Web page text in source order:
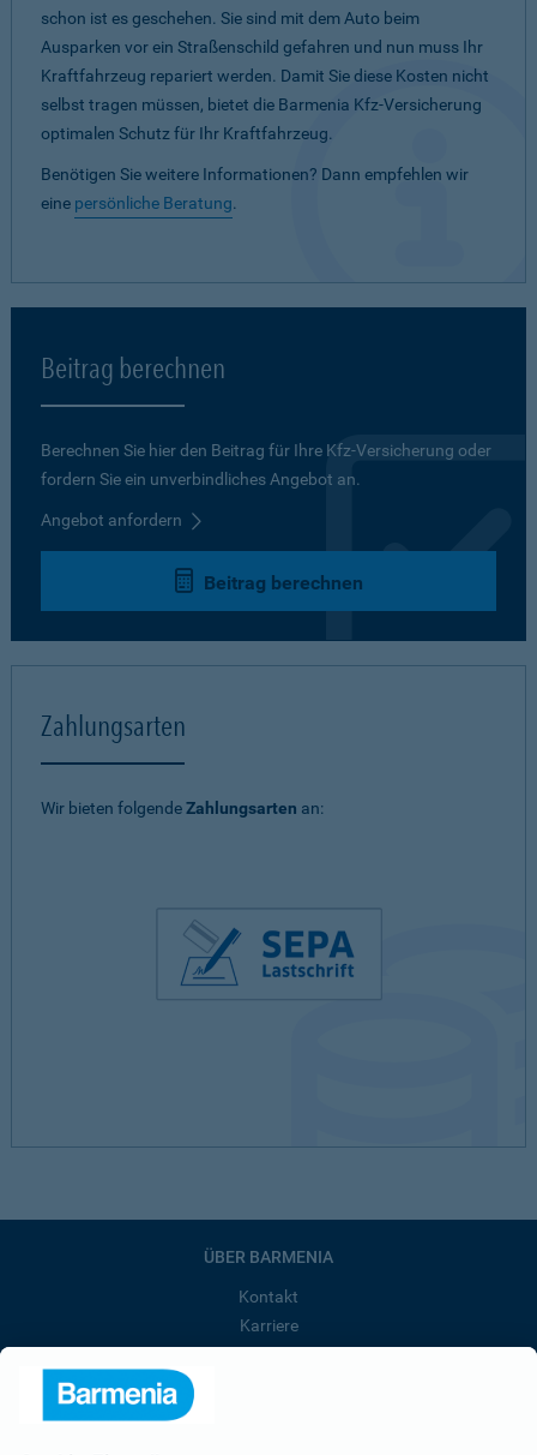
schon ist es geschehen. Sie sind mit dem Auto beim
Ausparken vor ein Straßenschild gefahren und nun muss Ihr
Kraftfahrzeug repariert werden. Damit Sie diese Kosten nicht
selbst tragen müssen, bietet die Barmenia Kfz-Versicherung
optimalen Schutz für Ihr Kraftfahrzeug.
Benötigen Sie weitere Informationen? Dann empfehlen wir
eine persönliche Beratung.
Beitrag berechnen
Berechnen Sie hier den Beitrag für Ihre Kfz-Versicherung oder
fordern Sie ein unverbindliches Angebot an.
Angebot anfordern
Beitrag berechnen
Zahlungsarten
Wir bieten folgendeZahlungsarten an:
ÜBER BARMENIA
Kontakt
Karriere